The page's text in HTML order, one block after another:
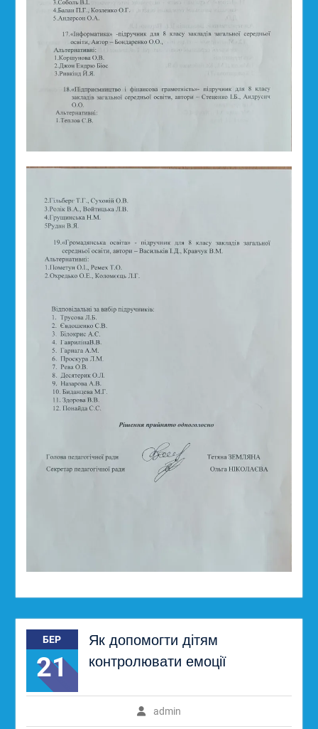
БЕР
21
Як допомогти дітям
контролювати емоції
admin